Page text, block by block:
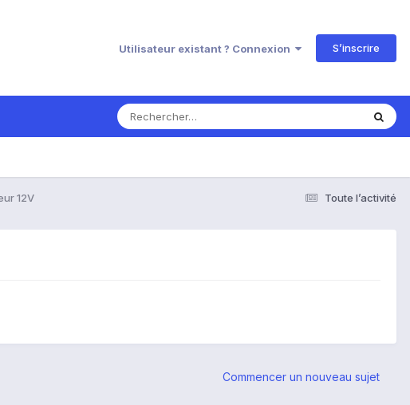
Utilisateur existant ? Connexion S’inscrire
Toute l’activité
12V
Commencer un nouveau sujet